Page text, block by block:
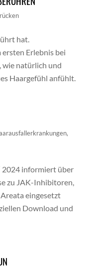
hat.
ersten Erlebnis bei
wie natürlich und
Haargefühl anfühlt.
,
2024 informiert über
zu JAK-Inhibitoren,
eingesetzt
Download und